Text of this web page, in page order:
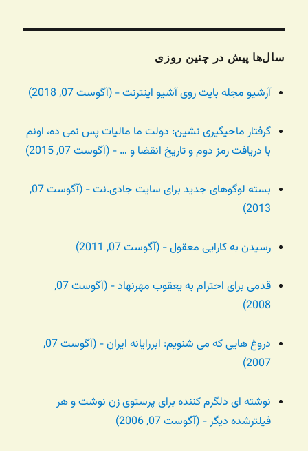
سال‌ها پیش در چنین روزی
آرشیو مجله بایت روی آشیو اینترنت - (آگوست 07, 2018)
گرفتار ماحیگیری نشین: دولت ما مالیات پس نمی ده، اونم
با دریافت رمز دوم و تاریخ انقضا و … - (آگوست 07, 2015)
بسته لوگوهای جدید برای سایت جادی.نت - (آگوست 07,
2013)
رسیدن به کارایی معقول - (آگوست 07, 2011)
قدمی برای احترام به یعقوب مهرنهاد - (آگوست 07,
2008)
دروغ هایی که می شنویم: ابررایانه ایران - (آگوست 07,
2007)
نوشته ای دلگرم کننده برای پرستوی زن نوشت و هر
فیلترشده دیگر - (آگوست 07, 2006)